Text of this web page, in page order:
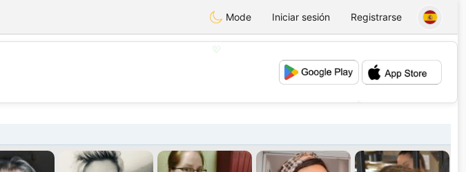
Mode Iniciar sesión Registrarse